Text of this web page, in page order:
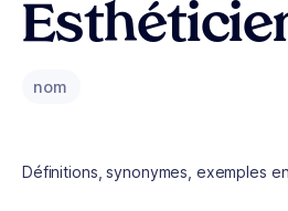
nom
Définitions, synonymes, exemples